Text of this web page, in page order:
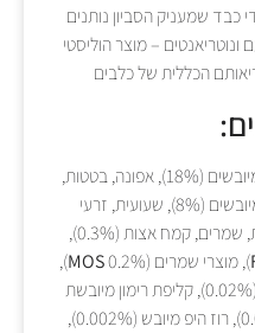
כבד שמעניק הסביון נותנים
– מוצר הוליסטי
הכללית של כלבים
דג טונה טרי (35%), חלבוני כבש מיובשים (18%), אפונה, בטטות,
שומן עוף (10%), חלבוני חזיר מיובשים (8%), שעועית, זרעי
פשתה (2%), פולפת סלק מיובשת, שמרים, קמח אצות (0.3%),
MOS
0.2%),
יוקה (0.03%), אבקת שורש סביון (0.02%), קליפת רימון מיובשת
(0.02%), גזע אננס מיובש (0.02%), רוז היפ מיובש (0.002%),